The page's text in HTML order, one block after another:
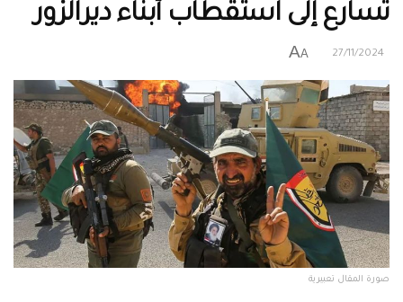
تسارع إلى استقطاب أبناء ديرالزور
27/11/2024
A
A
صورة المقال تعبيرية